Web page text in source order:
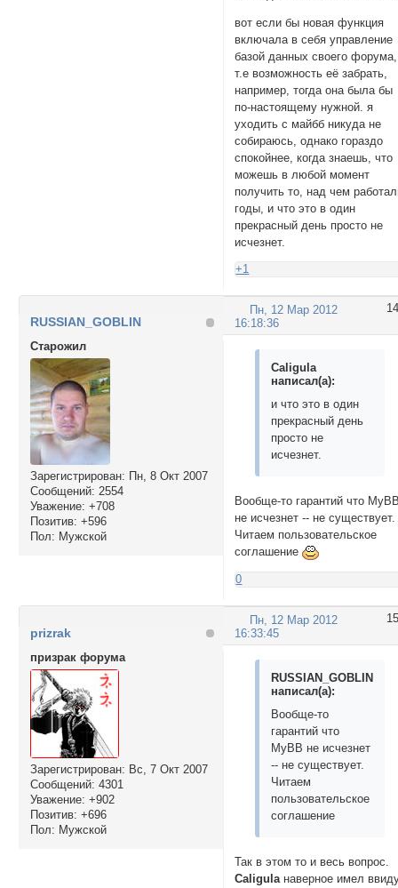
вот если бы новая функция
включала в себя управление
базой данных своего форума,
т.е возможность её забрать,
например, тогда она была бы
по-настоящему нужной. я
уходить с майбб никуда не
собираюсь, однако гораздо
спокойнее, когда знаешь, что
можешь в любой момент
получить то, над чем
годы, и что это в один
прекрасный день просто не
исчезнет.
+1
14
Пн, 12 Мар 2012
16:18:36
RUSSIAN_GOBLIN
Cтарожил
Зарегистрирован: Пн, 8 Окт 2007
Сообщений: 2554
Уважение: +708
Позитив: +596
Пол: Мужской
Caligula
написал(а):
и что это в один
прекрасный день
просто не
исчезнет.
Вообще-то гарантий что
не исчезнет -- не существует.
Читаем пользовательское
соглашение
0
15
Пн, 12 Мар 2012
16:33:45
prizrak
призрак форума
Зарегистрирован: Вс, 7 Окт 2007
Сообщений: 4301
Уважение: +902
Позитив: +696
Пол: Мужской
RUSSIAN_GOBLIN
написал(а):
Вообще-то
гарантий что
МуВВ не исчезнет
-- не существует.
Читаем
пользовательское
соглашение
Так в этом то и весь вопрос.
Caligulaнаверное имел